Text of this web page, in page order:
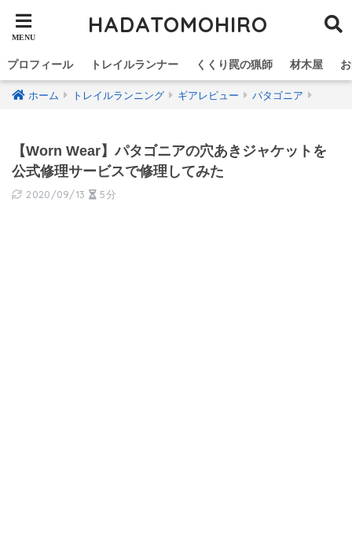
HADATOMOHIRO
プロフィール トレイルランナー くくり罠の猟師 材木屋
ホーム トレイルランニング ギアレビュー パタゴニア
【Worn Wear】パタゴニアの穴あきジャケットを
公式修理サービスで修理してみた
2020/09/13 5分